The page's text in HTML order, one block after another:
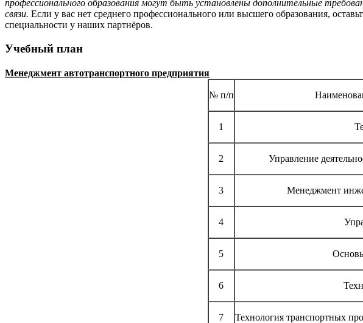
профессионального образования могут быть установлены дополнительные
связи. Если у вас нет среднего профессионального или высшего образования,
специальности у наших партнёров.
Учебный план
Менеджмент автотранспортного предприятия
№ п/п
1
2 Управление
3 Менеджмент
4
5
6
7 Технология транспортных